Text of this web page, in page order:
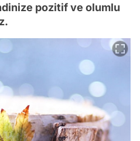
pozitif ve olumlu